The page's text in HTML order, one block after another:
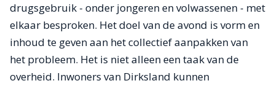
drugsgebruik - onder jongeren en volwassenen - met
elkaar besproken. Het doel van de avond is vorm en
inhoud te geven aan het collectief aanpakken van
het probleem. Het is niet alleen een taak van de
overheid. Inwoners van Dirksland kunnen